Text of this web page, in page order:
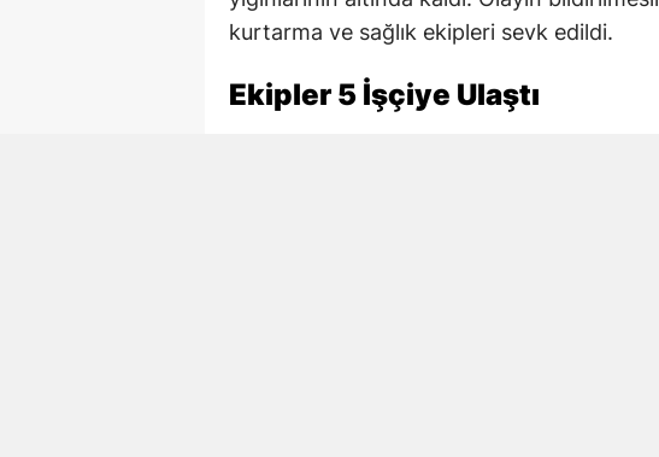
kurtarma ve sağlık ekipleri sevk edildi.
Ekipler 5 İşçiye Ulaştı